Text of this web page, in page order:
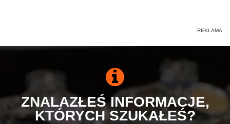
ZNALAZŁEŚ INFORMACJE,
KTÓRYCH SZUKAŁEŚ?